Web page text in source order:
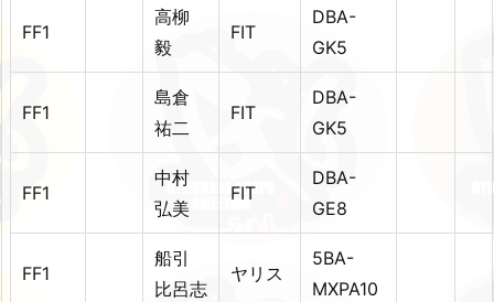
FF1
高柳
毅
FIT
DBA-
GK5
FF1
島倉
祐二
FIT
DBA-
GK5
FF1
中村
弘美
FIT
DBA-
GE8
FF1
船引
比呂志
ヤリス
5BA-
MXPA10